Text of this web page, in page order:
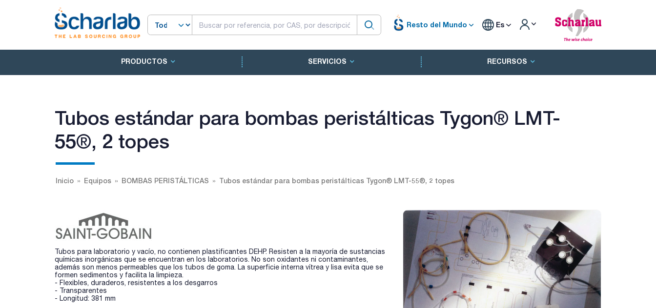
Resto del Mundo Es
PRODUCTOS SERVICIOS RECURSOS
Tubos estándar para bombas peristálticas Tygon® LMT-
55®, 2 topes
Inicio Equipos BOMBAS PERISTÁLTICAS Tubos estándar para bombas peristálticas Tygon® LMT-55®, 2 topes
Tubos para laboratorio y vacío, no contienen plastificantes DEHP. Resisten a la mayoría de sustancias
químicas inorgánicas que se encuentran en los laboratorios. No son oxidantes ni contaminantes,
además son menos permeables que los tubos de goma. La superficie interna vítrea y lisa evita que se
formen sedimentos y facilita la limpieza.
- Flexibles, duraderos, resistentes a los desgarros
- Transparentes
- Longitud: 381 mm